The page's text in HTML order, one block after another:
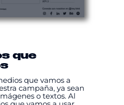
que
que vamos a
campaña, ya sean
o textos. Al